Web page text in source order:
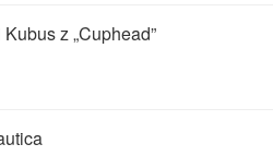
z „Cuphead”